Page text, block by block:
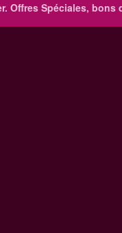
Offres Spéciales, bons